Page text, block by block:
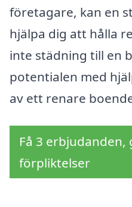
företagare, kan en
hjälpa dig att hålla
inte städning till en
potentialen med
av ett renare
Få 3
förpliktelser